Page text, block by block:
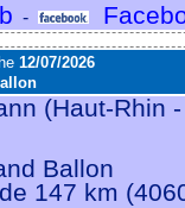
-
12/07/2026
(Haut-
Ballon
147 km